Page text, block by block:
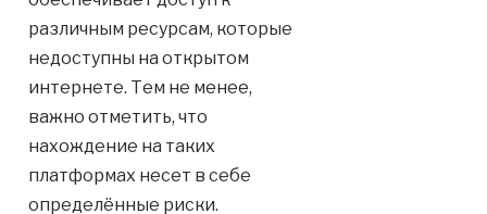
различным ресурсам, которые
недоступны на открытом
интернете. Тем не менее,
важно отметить, что
нахождение на таких
платформах несет в себе
определённые риски.